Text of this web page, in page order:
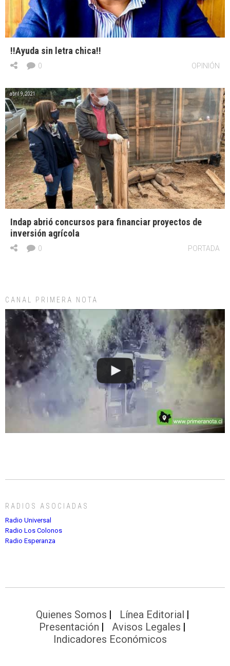
!!Ayuda sin letra chica!!
OPINIÓN
0
abril 9, 2021
Indap abrió concursos para financiar proyectos de
inversión agrícola
PORTADA
0
CANAL PRIMERA NOTA
RADIOS ASOCIADAS
Radio Universal
Radio Los Colonos
Radio Esperanza
Quienes Somos
Línea Editorial
Presentación
Avisos Legales
Indicadores Económicos